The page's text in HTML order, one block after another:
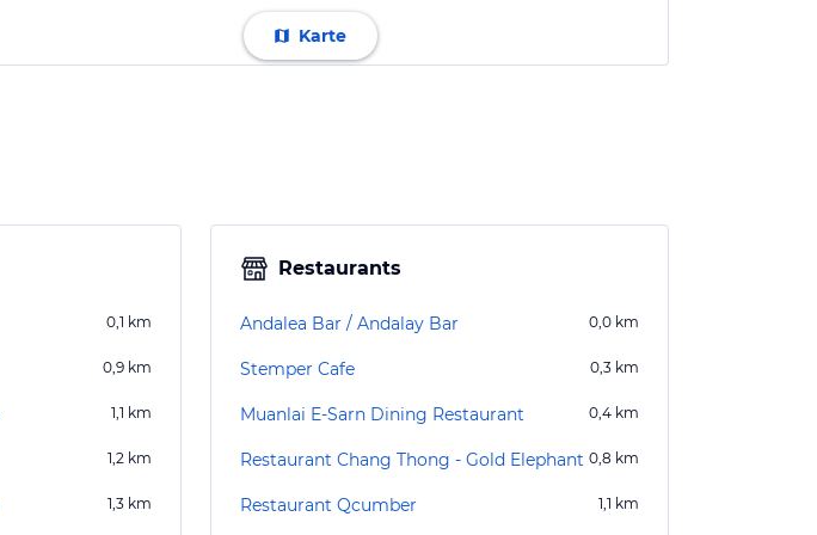
Karte
0,1 km
0,9 km
1,1 km
1,2 km
1,3 km
Restaurants
Andalea Bar / Andalay Bar 0,0 km
Stemper Cafe 0,3 km
Muanlai E-Sarn Dining Restaurant 0,4 km
Restaurant Chang Thong - Gold Elephant 0,8 km
Restaurant Qcumber 1,1 km